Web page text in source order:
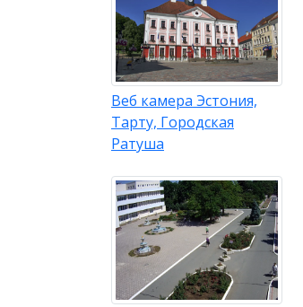
Веб камера Эстония,
Тарту, Городская
Ратуша